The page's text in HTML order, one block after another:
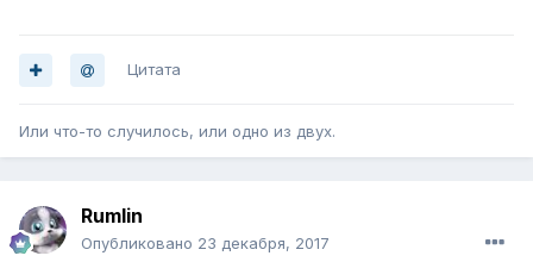
Цитата
Или что-то случилось, или одно из двух.
Rumlin
Опубликовано 23 декабря, 2017